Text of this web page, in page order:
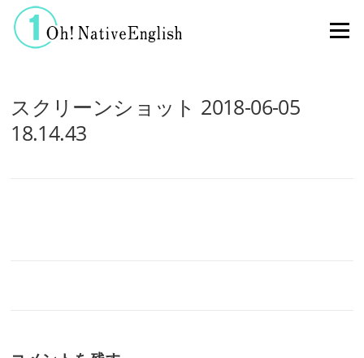
コンテンツへスキップ
メニュー
スクリーンショット 2018-06-05
18.14.43